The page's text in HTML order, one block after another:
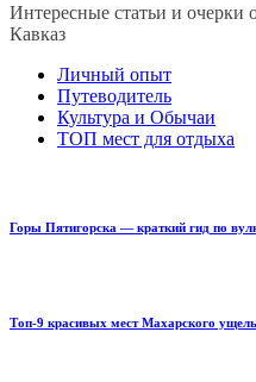
Интересные статьи и очерки
Кавказ
Личный опыт
Путеводитель
Культура и Обычаи
ТОП мест для отдыха
Горы Пятигорска — краткий гид по
Топ-9 красивых мест Махарского